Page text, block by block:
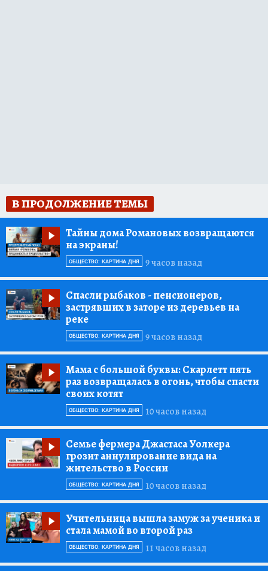
В ПРОДОЛЖЕНИЕ ТЕМЫ
Тайны дома Романовых возвращаются
на экраны!
9 часов назад
ОБЩЕСТВО: КАРТИНА ДНЯ
Спасли рыбаков - пенсионеров,
застрявших в заторе из деревьев на
реке
9 часов назад
ОБЩЕСТВО: КАРТИНА ДНЯ
Мама с большой буквы:Скарлетт пять
раз возвращалась в огонь, чтобы спасти
своих котят
10 часов назад
ОБЩЕСТВО: КАРТИНА ДНЯ
Семье фермера Джастаса Уолкера
грозит аннулирование вида на
жительство в России
10 часов назад
ОБЩЕСТВО: КАРТИНА ДНЯ
Учительница вышла замуж за ученика и
стала мамой во второй раз
11 часов назад
ОБЩЕСТВО: КАРТИНА ДНЯ